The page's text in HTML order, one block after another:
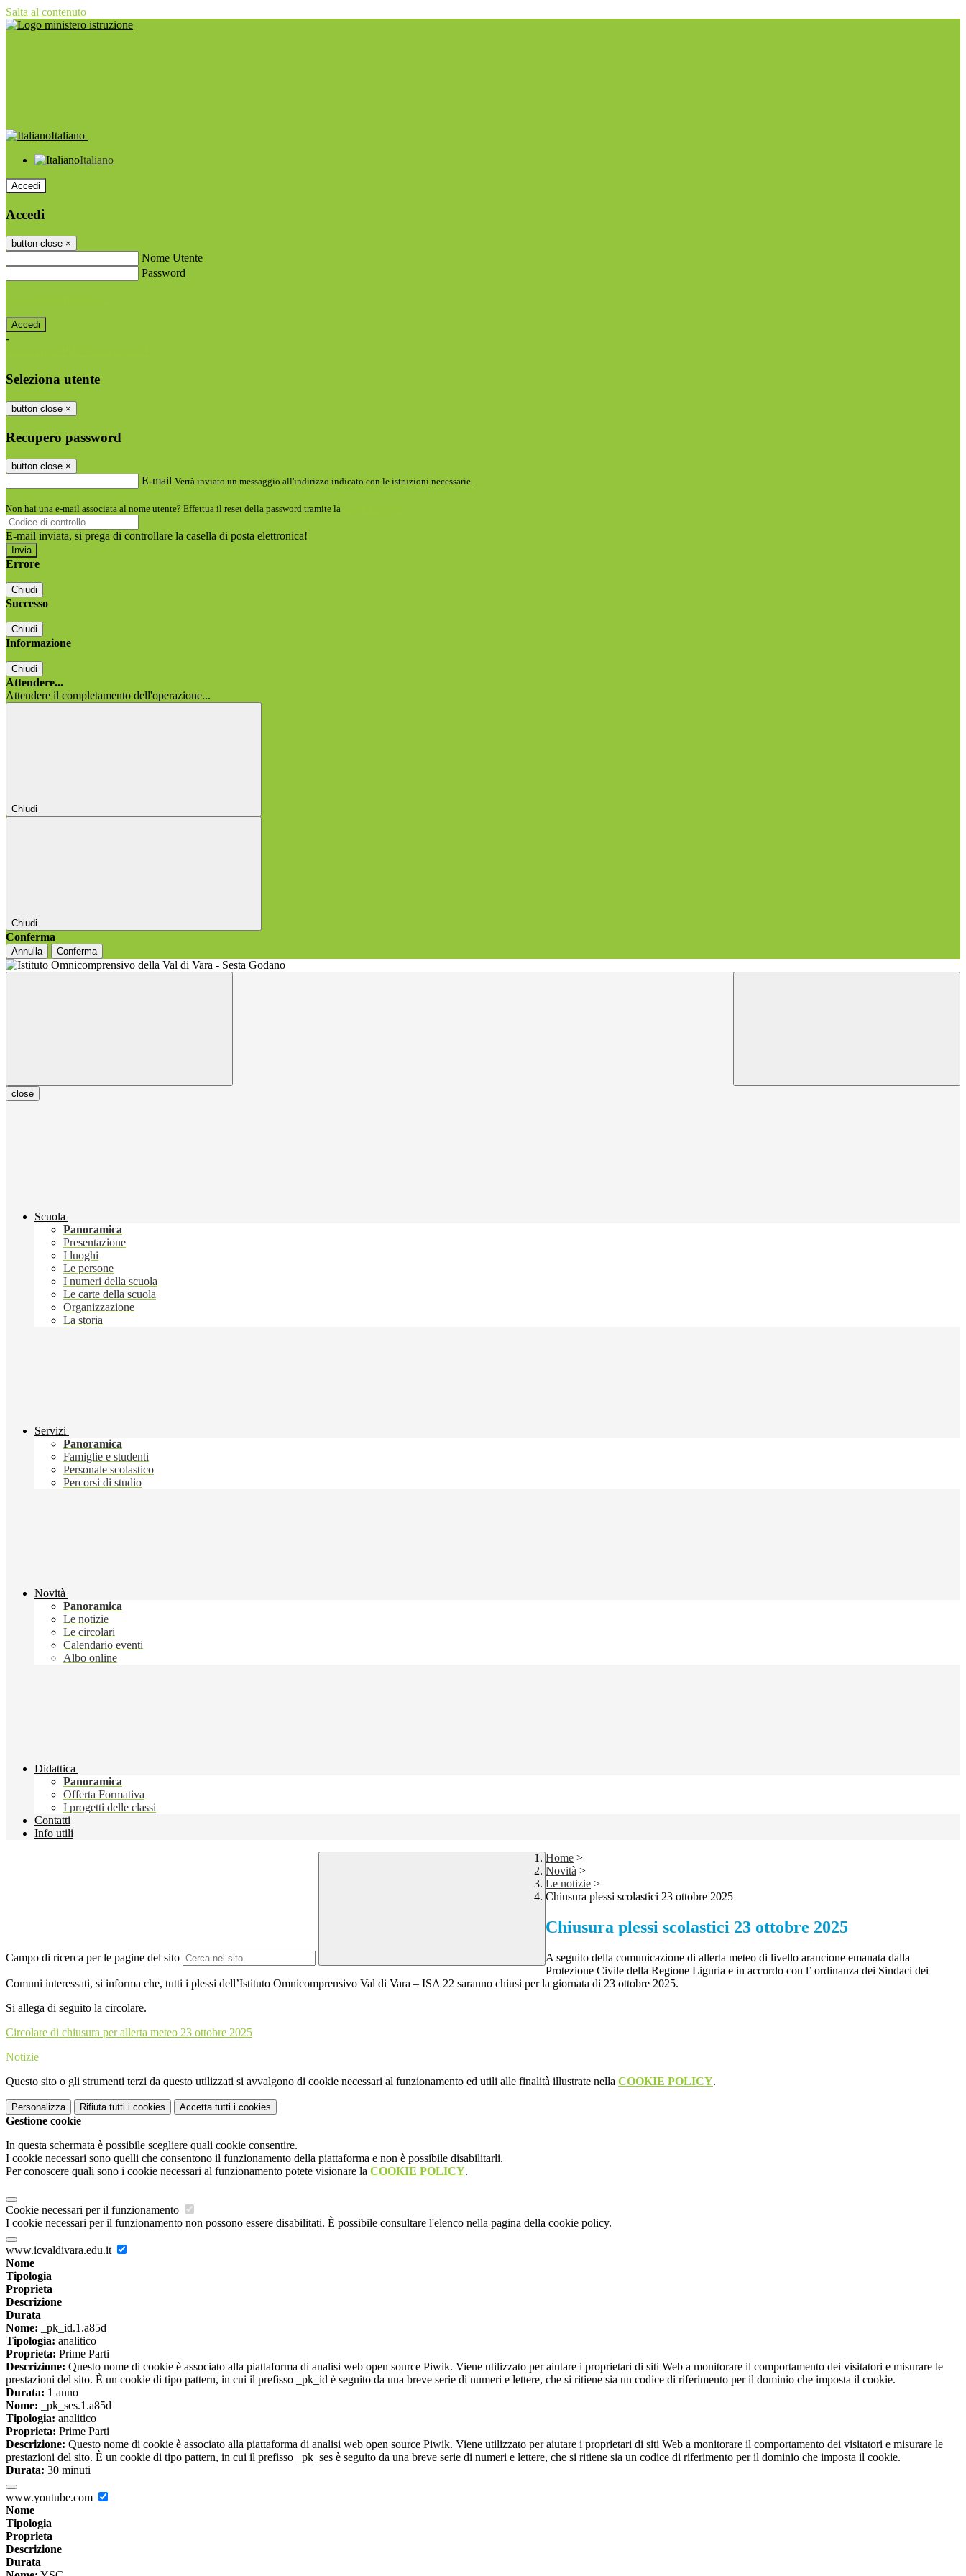
Salta al contenuto
Italiano
Italiano
Accedi
Accedi
button close ×
Nome Utente
Password
-
Seleziona utente
button close ×
Recupero password
button close ×
E-mail Verrà inviato un messaggio all'indirizzo indicato con le istruzioni necessarie.
Non hai una e-mail associata al nome utente? Effettua il reset della password tramite la
E-mail inviata, si prega di controllare la casella di posta elettronica!
Errore
Chiudi
Successo
Chiudi
Informazione
Chiudi
Attendere...
Attendere il completamento dell'operazione...
Chiudi
Chiudi
Conferma
Annulla Conferma
close
Scuola
Panoramica
Presentazione
I luoghi
Le persone
I numeri della scuola
Le carte della scuola
Organizzazione
La storia
Servizi
Panoramica
Famiglie e studenti
Personale scolastico
Percorsi di studio
Novità
Panoramica
Le notizie
Le circolari
Calendario eventi
Albo online
Didattica
Panoramica
Offerta Formativa
I progetti delle classi
Contatti
Info utili
Campo di ricerca per le pagine del sito
Home >
Novità >
Le notizie >
Chiusura plessi scolastici 23 ottobre 2025
Chiusura plessi scolastici 23 ottobre 2025
A seguito della comunicazione di allerta meteo di livello arancione emanata dalla
Protezione Civile della Regione Liguria e in accordo con l’ ordinanza dei Sindaci dei
Comuni interessati, si informa che, tutti i plessi dell’Istituto Omnicomprensivo Val di Vara – ISA 22 saranno chiusi per la giornata di 23 ottobre 2025.
Si allega di seguito la circolare.
Circolare di chiusura per allerta meteo 23 ottobre 2025
Notizie
Questo sito o gli strumenti terzi da questo utilizzati si avvalgono di cookie necessari al funzionamento ed utili alle finalità illustrate nella COOKIE POLICY.
Personalizza Rifiuta tutti i cookies Accetta tutti i cookies
Gestione cookie
In questa schermata è possibile scegliere quali cookie consentire.
I cookie necessari sono quelli che consentono il funzionamento della piattaforma e non è possibile disabilitarli.
Per conoscere quali sono i cookie necessari al funzionamento potete visionare la COOKIE POLICY.
Cookie necessari per il funzionamento
I cookie necessari per il funzionamento non possono essere disabilitati. È possibile consultare l'elenco nella pagina della cookie policy.
www.icvaldivara.edu.it
Nome
Tipologia
Proprieta
Descrizione
Durata
Nome: _pk_id.1.a85d
Tipologia: analitico
Proprieta: Prime Parti
Descrizione: Questo nome di cookie è associato alla piattaforma di analisi web open source Piwik. Viene utilizzato per aiutare i proprietari di siti Web a monitorare il comportamento dei visitatori e misurare le
prestazioni del sito. È un cookie di tipo pattern, in cui il prefisso _pk_id è seguito da una breve serie di numeri e lettere, che si ritiene sia un codice di riferimento per il dominio che imposta il cookie.
Durata: 1 anno
Nome: _pk_ses.1.a85d
Tipologia: analitico
Proprieta: Prime Parti
Descrizione: Questo nome di cookie è associato alla piattaforma di analisi web open source Piwik. Viene utilizzato per aiutare i proprietari di siti Web a monitorare il comportamento dei visitatori e misurare le
prestazioni del sito. È un cookie di tipo pattern, in cui il prefisso _pk_ses è seguito da una breve serie di numeri e lettere, che si ritiene sia un codice di riferimento per il dominio che imposta il cookie.
Durata: 30 minuti
www.youtube.com
Nome
Tipologia
Proprieta
Descrizione
Durata